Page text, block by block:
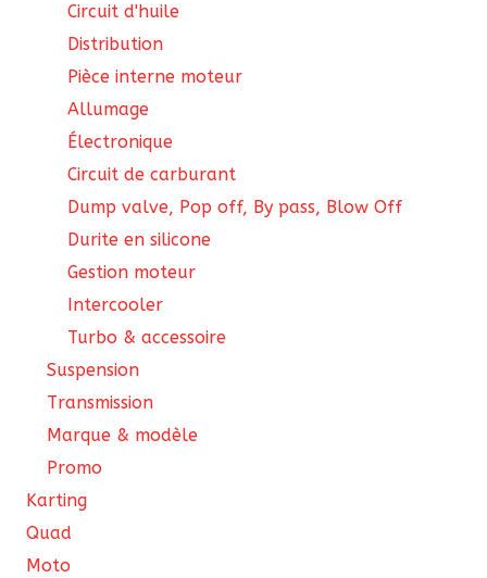
Circuit d'huile
Distribution
Pièce interne moteur
Allumage
Électronique
Circuit de carburant
Dump valve, Pop off, By pass, Blow Off
Durite en silicone
Gestion moteur
Intercooler
Turbo & accessoire
Suspension
Transmission
Marque & modèle
Promo
Karting
Quad
Moto